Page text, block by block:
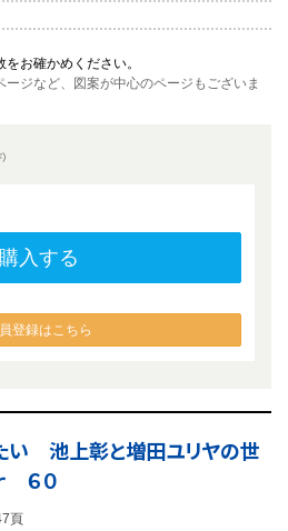
お確かめください。
ージなど、図案が中心のページもございま
購入する
登録はこちら
い 池上彰と増田ユリヤの世
６０
頁